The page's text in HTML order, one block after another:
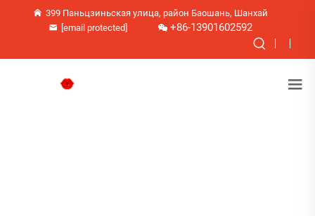
399 Паньцзиньская улица, район Баошань, Шанхай
[email protected]
+86-13901602592